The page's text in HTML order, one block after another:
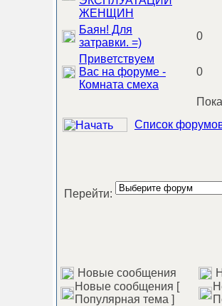
ЖЕНЩИН
Баян! Для
затравки. =)
0
Приветствуем
Вас на форуме -
Комната смеха
0
Список
Перейти:
Новые сообщения
Новые сообщения [
Популярная тема ]